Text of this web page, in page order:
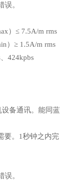
误。
）≤ 7.5A/m rms
）≥ 1.5A/m rms
424kpbs
备通讯。能同蓝
要。1秒钟之内完
误。